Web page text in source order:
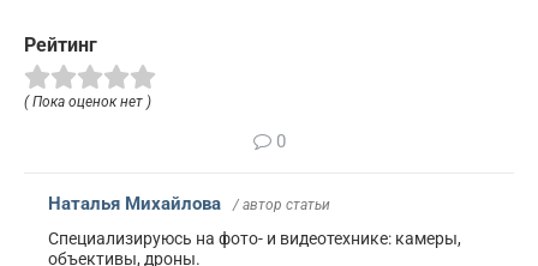
Рейтинг
( Пока оценок нет )
0
Наталья Михайлова / автор статьи
Специализируюсь на фото- и видеотехнике: камеры,
объективы, дроны.